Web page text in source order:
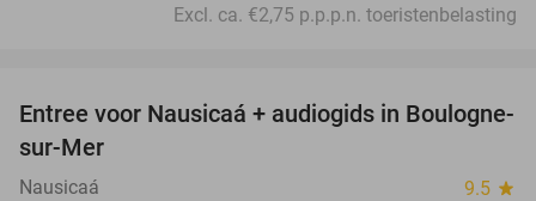
Excl. ca. €2,75 p.p.p.n. toeristenbelasting
27%
Entree voor Nausicaá + audiogids in Boulogne-
sur-Mer
Nausicaá 9.5 star